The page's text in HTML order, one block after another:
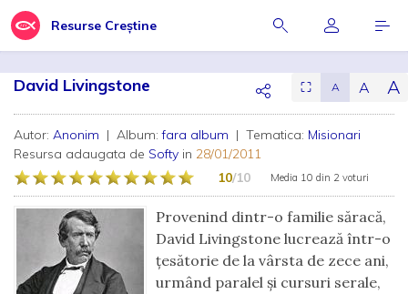
Resurse Creștine
David Livingstone ⛶ A A A
Autor: Anonim | Album:fara album | Tematica: Misionari
Resursa adaugata de Softy in 28/01/2011
10/10 Media 10 din 2 voturi
Provenind dintr-o familie săracă,
David Livingstone lucrează într-o
ţesătorie de la vârsta de zece ani,
urmând paralel şi cursuri serale,